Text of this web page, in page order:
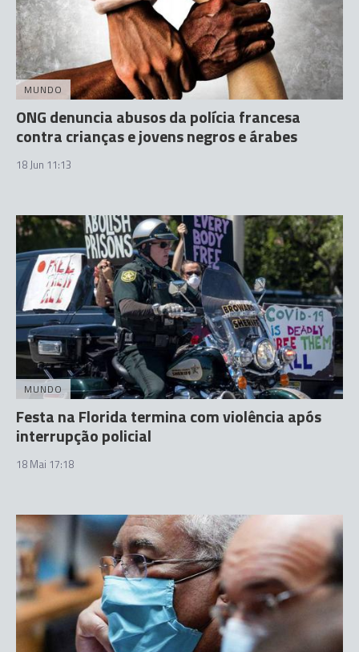
MUNDO
ONG denuncia abusos da polícia francesa
contra crianças e jovens negros e árabes
18 Jun 11:13
MUNDO
Festa na Florida termina com violência após
interrupção policial
18 Mai 17:18